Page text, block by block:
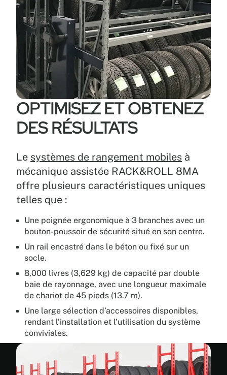
OPTIMISEZ ET OBTENEZ
DES RÉSULTATS
Le systèmes de rangement mobiles à
mécanique assistée RACK&ROLL 8MA
offre plusieurs caractéristiques uniques
telles que :
Une poignée ergonomique à 3 branches avec un
bouton-poussoir de sécurité situé en son centre.
Un rail encastré dans le béton ou fixé sur un
socle.
8,000 livres (3,629 kg) de capacité par double
baie de rayonnage, avec une longueur maximale
de chariot de 45 pieds (13.7 m).
Une large sélection d’accessoires disponibles,
rendant l’installation et l’utilisation du système
conviviales.